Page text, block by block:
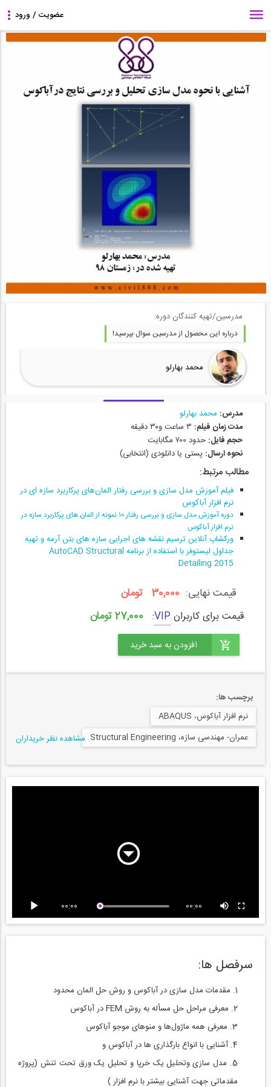
مدرسین/تهیه کنندگان دوره:
درباره این محصول از مدرسین سوال بپرسید!
محمد بهارلو
مدرس: محمد بهارلو
مدت زمان فیلم:
حجم فایل: حدود ۷۰۰ مگابایت
نحوه ارسال: پستی یا دانلودی (انتخابی)
مطالب مرتبط:
فیلم آموزش مدل سازی و بررسی رفتار المان‌های پرکاربرد سازه ای در
نرم افزار آباکوس
دوره آموزش مدل سازی و بررسی رفتار ۱۰ نمونه از المان‌ های پرکاربرد سازه در
نرم افزار آباکوس
ورکشاپ آنلاین ترسیم نقشه‌ های اجرایی سازه‌ های بتن‌ آرمه و تهیه
جداول لیستوفر با استفاده از برنامه AutoCAD Structural
Detailing 2015
قیمت نهایی: 30,000 تومان
قیمت برای کاربران VIP
: 27,000 تومان
برچسب ها:
نرم افزار آباکوس، ABAQUS
عمران- مهندسی سازه، Structural Engineering
مشاهده نظر خریداران
00:00 00:00
سرفصل ها:
مقدمات مدل سازی در آباکوس و روش حل المان محدود
معرفی مراحل حل مسأله به روش FEM در آباکوس
معرفی همه ماژول‌ها و منوهای موجو آباکوس
آشنایی با انواع بارگذاری ها در آباکوس و
مدل سازی وتحلیل یک خرپا و تحلیل یک ورق تحت تنش (پروژه
مقدماتی جهت آشنایی بیشتر با نرم افزار )